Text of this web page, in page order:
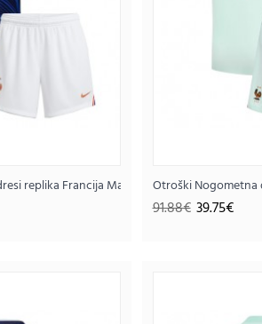
replika Francija Marcus Thuram #9 Domači
Otroški Nogometna
91.88€ 39.75€